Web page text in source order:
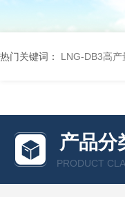
热门关键词： LNG-DB3高
产品分
PRODUCT